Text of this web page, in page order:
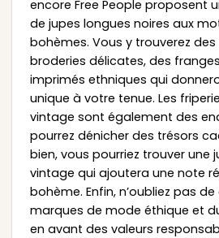
encore Free People proposent
de jupes longues noires aux
bohèmes. Vous y trouverez
broderies délicates, des
imprimés ethniques qui
unique à votre tenue. Les
vintage sont également des
pourrez dénicher des trésors
bien, vous pourriez trouver une
vintage qui ajoutera une note
bohème. Enfin, n’oubliez pas
marques de mode éthique et
en avant des valeurs